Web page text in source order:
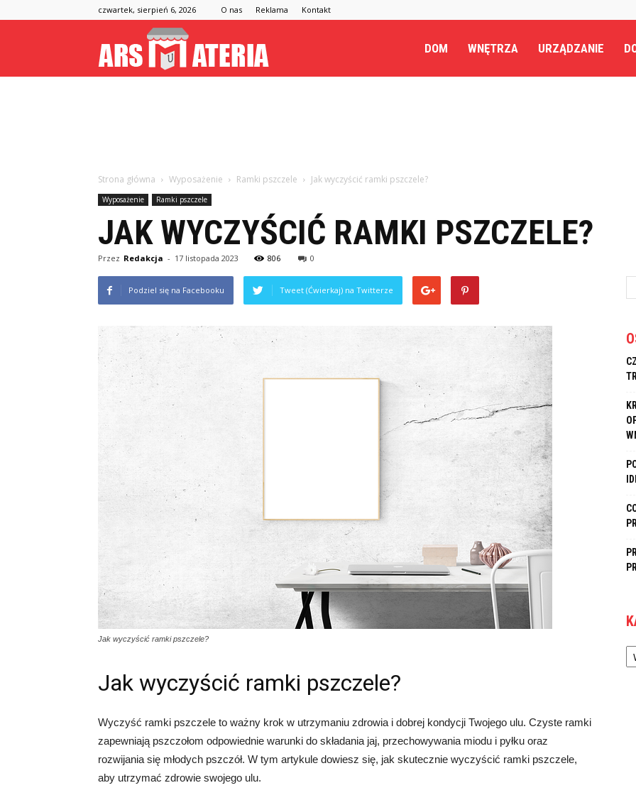
czwartek, sierpień 6, 2026 O nas Reklama Kontakt
DOM WNĘTRZA URZĄDZANIE
Strona główna Wyposażenie Ramki pszczele Jak wyczyścić ramki pszczele?
Wyposażenie Ramki pszczele
JAK WYCZYŚCIĆ RAMKI PSZCZELE?
Przez Redakcja - 17 listopada 2023 806 0
Podziel się na Facebooku Tweet (Ćwierkaj) na Twitterze
Jak wyczyścić ramki pszczele?
Jak wyczyścić ramki pszczele?
Wyczyść ramki pszczele to ważny krok w utrzymaniu zdrowia i dobrej kondycji Twojego ulu. Czyste ramki
zapewniają pszczołom odpowiednie warunki do składania jaj, przechowywania miodu i pyłku oraz
rozwijania się młodych pszczół. W tym artykule dowiesz się, jak skutecznie wyczyścić ramki pszczele,
aby utrzymać zdrowie swojego ulu.